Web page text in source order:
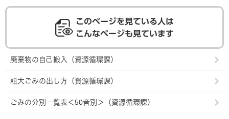
このページを見ている人は
こんなページも見ています
廃棄物の自己搬入（資源循環課）
粗大ごみの出し方（資源循環課）
ごみの分別一覧表＜50音別＞（資源循環課）